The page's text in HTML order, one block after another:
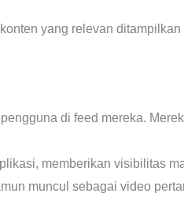
yang relevan
di feed mereka.
memberikan visibilitas
muncul sebagai video